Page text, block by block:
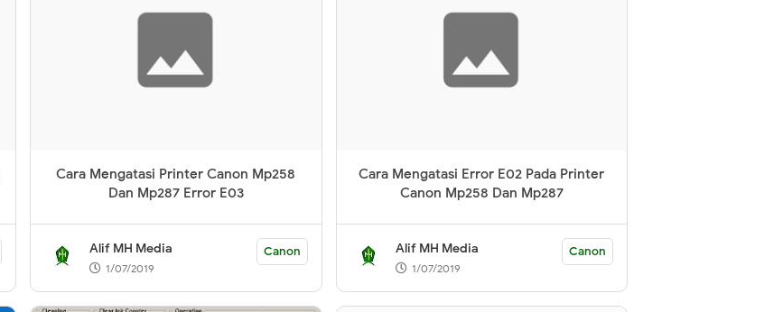
Cara Mengatasi Printer Canon Mp258
Dan Mp287 Error E03
Alif MH Media
1/07/2019
Canon
Cara Mengatasi Error E02 Pada Printer
Canon Mp258 Dan Mp287
Alif MH Media
1/07/2019
Canon